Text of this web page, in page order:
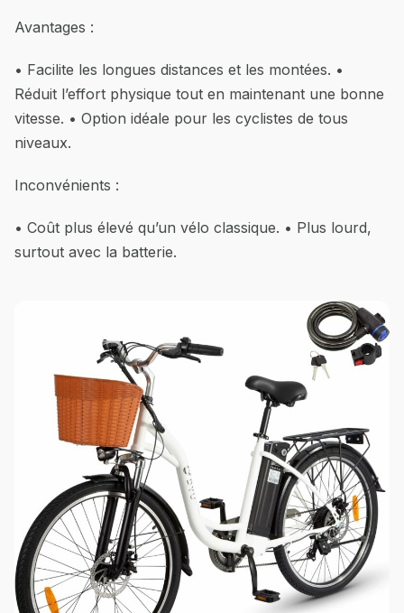
Avantages :
• Facilite les longues distances et les montées. •
Réduit l’effort physique tout en maintenant une bonne
vitesse. • Option idéale pour les cyclistes de tous
niveaux.
Inconvénients :
• Coût plus élevé qu’un vélo classique. • Plus lourd,
surtout avec la batterie.